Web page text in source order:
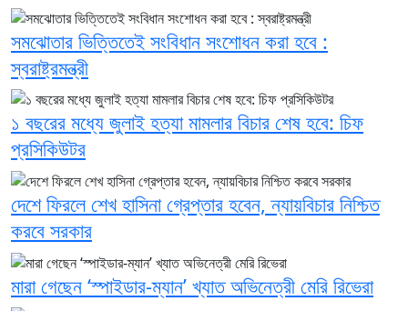
সমঝোতার ভিত্তিতেই সংবিধান সংশোধন করা হবে :
স্বরাষ্ট্রমন্ত্রী
১ বছরের মধ্যে জুলাই হত্যা মামলার বিচার শেষ হবে: চিফ
প্রসিকিউটর
দেশে ফিরলে শেখ হাসিনা গ্রেপ্তার হবেন, ন্যায়বিচার নিশ্চিত
করবে সরকার
মারা গেছেন ‘স্পাইডার-ম্যান’ খ্যাত অভিনেত্রী মেরি রিভেরা